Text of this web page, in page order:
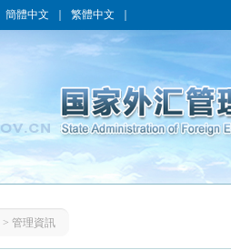
簡體中文 繁體中文
> 管理資訊